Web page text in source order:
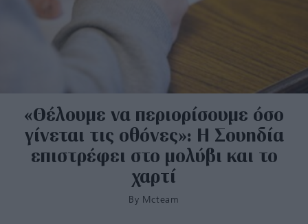
«Θέλουμε να περιορίσουμε όσο
γίνεται τις οθόνες»: H Σουηδία
επιστρέφει στο μολύβι και το
χαρτί
By Mcteam